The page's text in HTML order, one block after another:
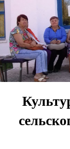
Перейти
к
содержимому